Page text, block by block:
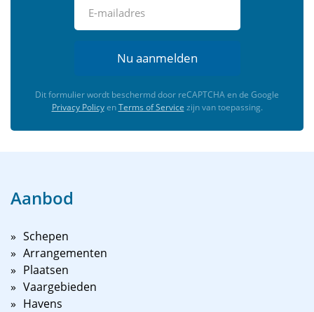
Nu aanmelden
Dit formulier wordt beschermd door reCAPTCHA en de Google
Privacy PolicyenTerms of Service zijn van toepassing.
Aanbod
Schepen
Arrangementen
Plaatsen
Vaargebieden
Havens